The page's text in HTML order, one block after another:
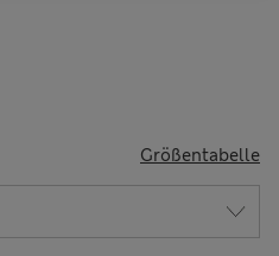
Größentabelle